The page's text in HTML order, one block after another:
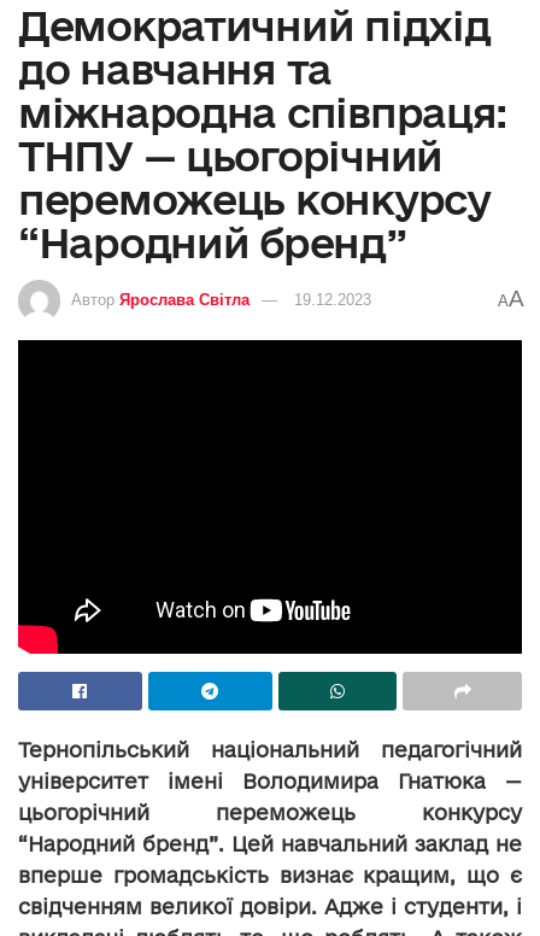
Демократичний підхід
до навчання та
міжнародна співпраця:
ТНПУ — цьогорічний
переможець конкурсу
“Народний бренд”
Автор Ярослава Світла 19.12.2023 AA
Тернопільський національний педагогічний
університет імені Володимира Гнатюка —
цьогорічний переможець конкурсу
“Народний бренд”. Цей навчальний заклад не
вперше громадськість визнає кращим, що є
свідченням великої довіри. Адже і студенти, і